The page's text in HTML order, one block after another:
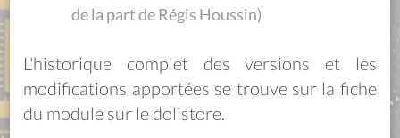
de la part de Régis Houssin)
L'historique complet des versions et les
modifications apportées se trouve sur la fiche
du module sur le dolistore.